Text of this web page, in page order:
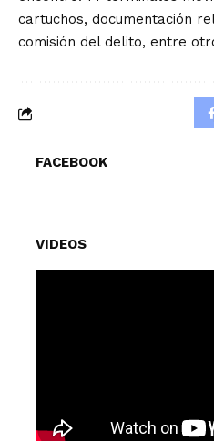
cartuchos, documentación
comisión del delito, entre
FACEBOOK
VIDEOS